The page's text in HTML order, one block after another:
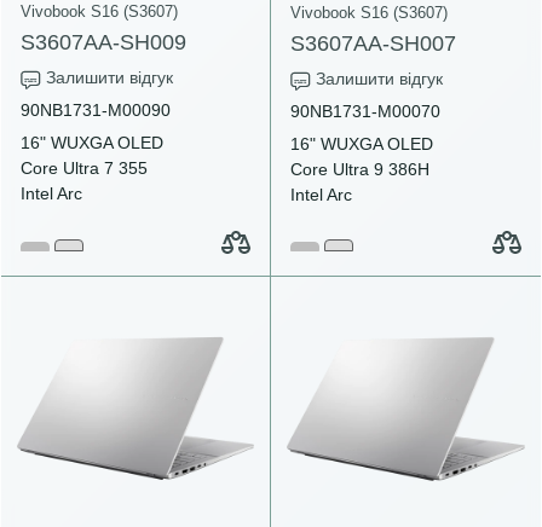
Vivobook S16 (S3607)
S3607AA-SH009
Залишити відгук
90NB1731-M00090
16" WUXGA OLED
Core Ultra 7 355
Intel Arc
Vivobook S16 (S3607)
S3607AA-SH007
Залишити відгук
90NB1731-M00070
16" WUXGA OLED
Core Ultra 9 386H
Intel Arc